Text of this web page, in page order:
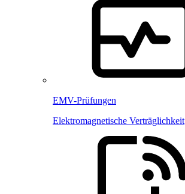
EMV-Prüfungen
Elektromagnetische Verträglichkeit